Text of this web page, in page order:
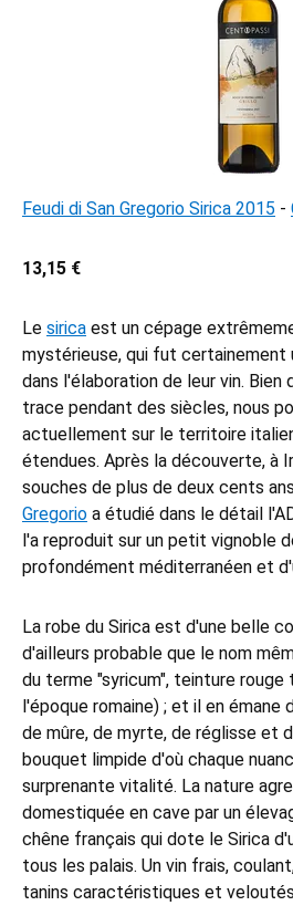
Feudi di San Gregorio Sirica 2015 -
13,15 €
Le sirica est un cépage
mystérieuse, qui fut certainement
dans l'élaboration de leur vin. Bien
trace pendant des siècles, nous
actuellement sur le territoire
étendues. Après la découverte, à
souches de plus de deux cents
Gregorio a étudié dans le détail
l'a reproduit sur un petit vignoble
profondément méditerranéen et
La robe du Sirica est d'une belle
d'ailleurs probable que le nom
du terme "syricum", teinture rouge
l'époque romaine) ; et il en émane
de mûre, de myrte, de réglisse et
bouquet limpide d'où chaque
surprenante vitalité. La nature
domestiquée en cave par un
chêne français qui dote le Sirica
tous les palais. Un vin frais,
tanins caractéristiques et